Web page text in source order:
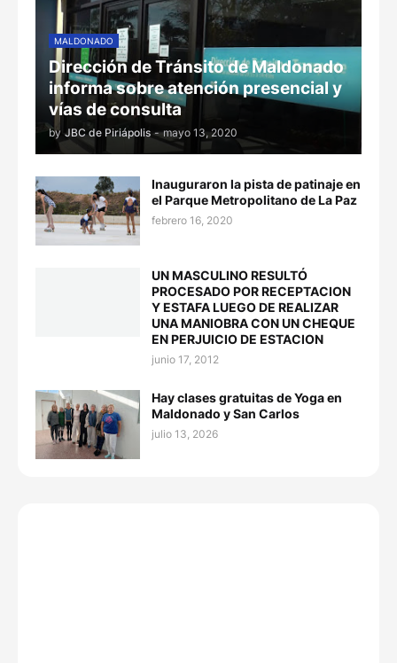
MALDONADO
Dirección de Tránsito de Maldonado
informa sobre atención presencial y
vías de consulta
by JBC de Piriápolis - mayo 13, 2020
Inauguraron la pista de patinaje en
el Parque Metropolitano de La Paz
febrero 16, 2020
UN MASCULINO RESULTÓ
PROCESADO POR RECEPTACION
Y ESTAFA LUEGO DE REALIZAR
UNA MANIOBRA CON UN CHEQUE
EN PERJUICIO DE ESTACION
junio 17, 2012
Hay clases gratuitas de Yoga en
Maldonado y San Carlos
julio 13, 2026